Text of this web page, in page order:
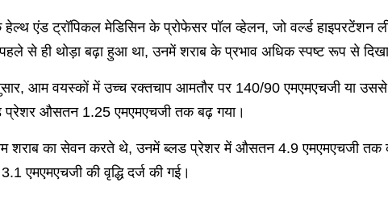
एंड ट्रॉपिकल मेडिसिन के प्रोफेसर पॉल व्हेलन, जो वर्ल्ड हाइपरटेंशन
से ही थोड़ा बढ़ा हुआ था, उनमें शराब के प्रभाव अधिक स्पष्ट रूप से
आम वयस्कों में उच्च रक्तचाप आमतौर पर 140/90 एमएमएचजी या उससे
प्रेशर औसतन 1.25 एमएमएचजी तक बढ़ गया।
शराब का सेवन करते थे, उनमें ब्लड प्रेशर में औसतन 4.9 एमएमएचजी तक
एमएमएचजी की वृद्धि दर्ज की गई।